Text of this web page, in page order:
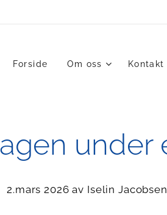
Forside Om oss Kontakt
under
2.mars 2026 av Iselin Jacobsen